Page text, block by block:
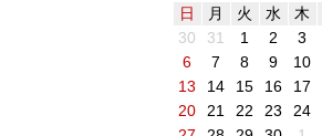
日
月 火 水 木
30
31 1 2 3
6
7 8 9 10
13
14 15 16 17
20
21 22 23 24